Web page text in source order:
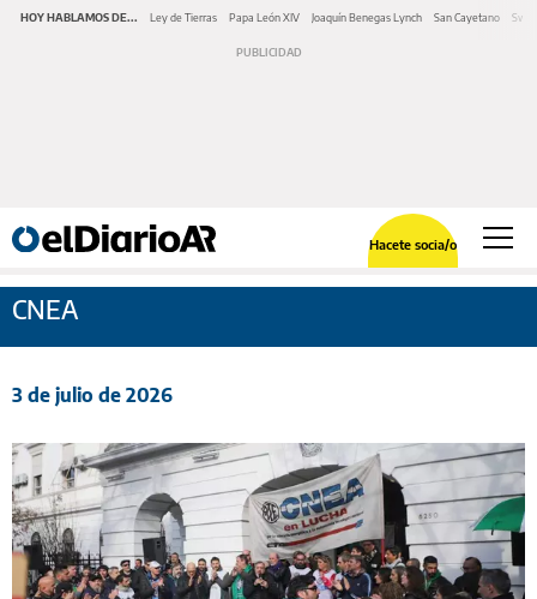
HOY HABLAMOS DE... Ley de Tierras Papa León XIV Joaquín Benegas Lynch San Cayetano
Hacete socia/o
CNEA
3 de julio de 2026